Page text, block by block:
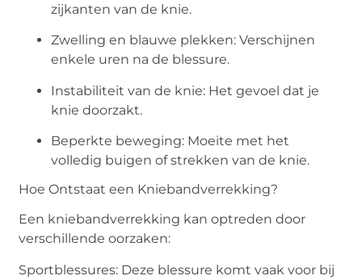
zijkanten van de knie.
Zwelling en blauwe plekken: Verschijnen
enkele uren na de blessure.
Instabiliteit van de knie: Het gevoel dat je
knie doorzakt.
Beperkte beweging: Moeite met het
volledig buigen of strekken van de knie.
Hoe Ontstaat een Kniebandverrekking?
Een kniebandverrekking kan optreden door
verschillende oorzaken:
Sportblessures: Deze blessure komt vaak voor bij